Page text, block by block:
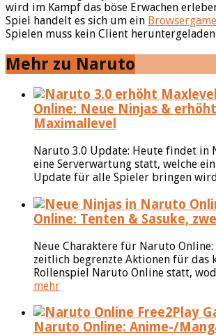
wird im Kampf das böse Erwachen
Spiel handelt es sich um ein Browsergame
Spielen muss kein Client
Mehr zu Naruto
Online: Neue Ninjas &
Maximallevel
Naruto 3.0 Update: Heute findet in
eine Serverwartung statt, welche
Update für alle Spieler bringen
Online: Tenten & Sasuke,
Neue Charaktere für Naruto
zeitlich begrenzte Aktionen für das
Rollenspiel Naruto Online statt,
mehr
Naruto Online: Anime-/